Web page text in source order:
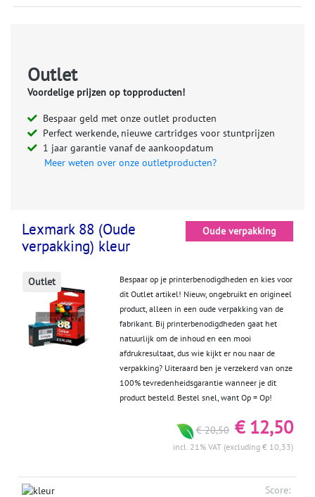
Outlet
Voordelige prijzen op topproducten!
Bespaar geld met onze outlet producten
Perfect werkende, nieuwe cartridges voor stuntprijzen
1 jaar garantie vanaf de aankoopdatum
Meer weten over onze outletproducten?
Lexmark 88 (Oude
verpakking) kleur
Oude verpakking
Outlet
Bespaar op je printerbenodigdheden en kies voor
dit Outlet artikel! Nieuw, ongebruikt en origineel
product, alleen in een oude verpakking van de
fabrikant. Bij printerbenodigdheden gaat het
natuurlijk om de inhoud en een mooi
afdrukresultaat, dus wie kijkt er nou naar de
verpakking? Uiteraard ben je verzekerd van onze
100% tevredenheidsgarantie wanneer je dit
product besteld. Bestel snel, want Op = Op!
€ 20,50 € 12,50
incl. 21% VAT (excluding € 10,33)
Score: